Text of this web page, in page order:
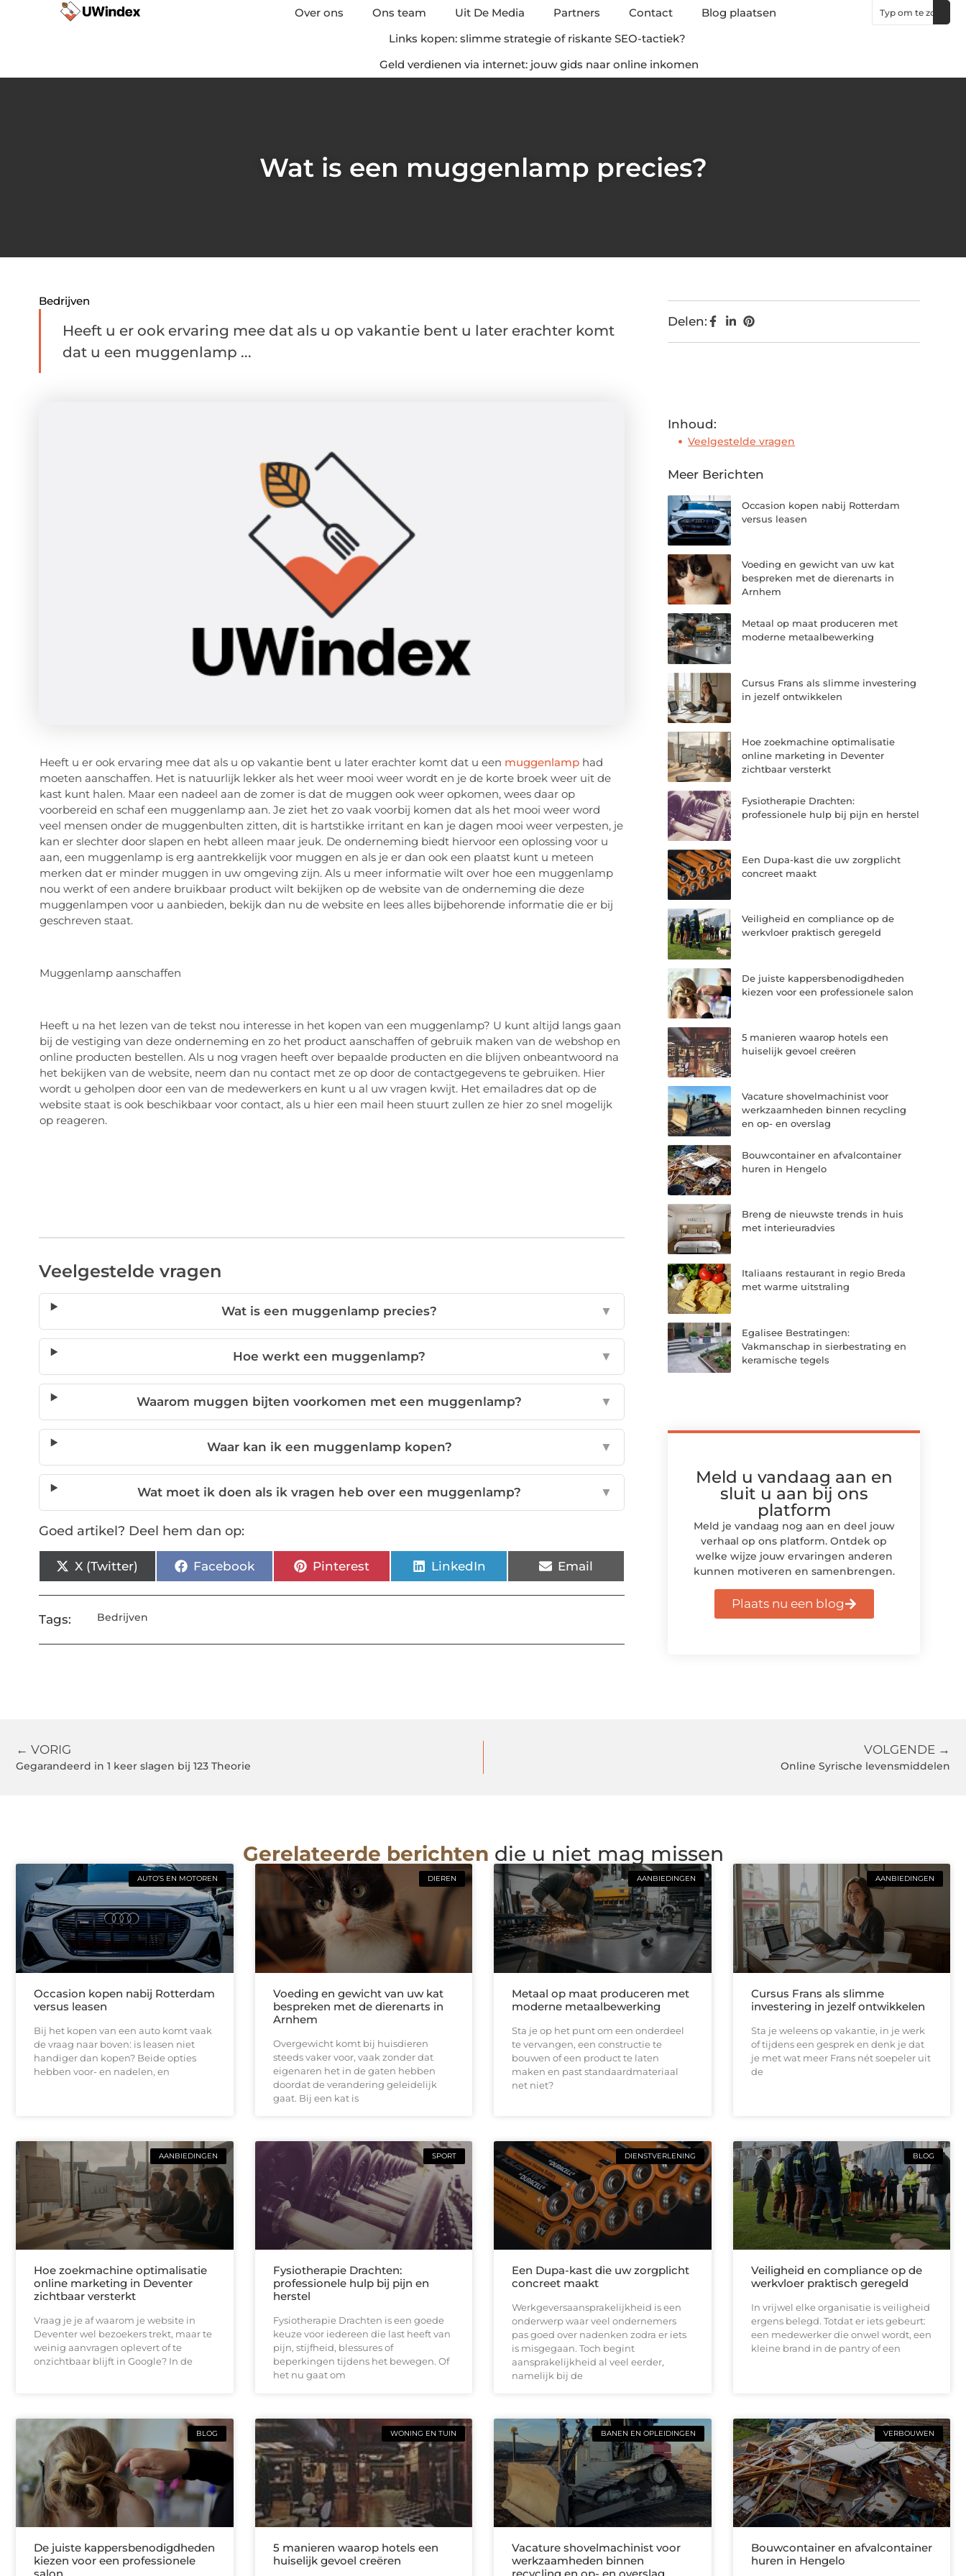
Over ons Ons team Uit De Media Partners Contact
Blog plaatsen
Links kopen: slimme strategie of riskante SEO-tactiek?
Geld verdienen via internet: jouw gids naar online inkomen
Wat is een muggenlamp precies?
Bedrijven
Heeft u er ook ervaring mee dat als u op vakantie bent u later erachter komt
dat u een muggenlamp ...
Heeft u er ook ervaring mee dat als u op vakantie bent u later erachter komt dat u een muggenlamphad
moeten aanschaffen. Het is natuurlijk lekker als het weer mooi weer wordt en je de korte broek weer uit de
kast kunt halen. Maar een nadeel aan de zomer is dat de muggen ook weer opkomen, wees daar op
voorbereid en schaf een muggenlamp aan. Je ziet het zo vaak voorbij komen dat als het mooi weer word
veel mensen onder de muggenbulten zitten, dit is hartstikke irritant en kan je dagen mooi weer verpesten, je
kan er slechter door slapen en hebt alleen maar jeuk. De onderneming biedt hiervoor een oplossing voor u
aan, een muggenlamp is erg aantrekkelijk voor muggen en als je er dan ook een plaatst kunt u meteen
merken dat er minder muggen in uw omgeving zijn. Als u meer informatie wilt over hoe een muggenlamp
nou werkt of een andere bruikbaar product wilt bekijken op de website van de onderneming die deze
muggenlampen voor u aanbieden, bekijk dan nu de website en lees alles bijbehorende informatie die er bij
geschreven staat.
Muggenlamp aanschaffen
Heeft u na het lezen van de tekst nou interesse in het kopen van een muggenlamp? U kunt altijd langs gaan
bij de vestiging van deze onderneming en zo het product aanschaffen of gebruik maken van de webshop en
online producten bestellen. Als u nog vragen heeft over bepaalde producten en die blijven onbeantwoord na
het bekijken van de website, neem dan nu contact met ze op door de contactgegevens te gebruiken. Hier
wordt u geholpen door een van de medewerkers en kunt u al uw vragen kwijt. Het emailadres dat op de
website staat is ook beschikbaar voor contact, als u hier een mail heen stuurt zullen ze hier zo snel mogelijk
op reageren.
Veelgestelde vragen
Wat is een muggenlamp precies? ▼
Hoe werkt een muggenlamp? ▼
Waarom muggen bijten voorkomen met een muggenlamp? ▼
Waar kan ik een muggenlamp kopen? ▼
Wat moet ik doen als ik vragen heb over een muggenlamp? ▼
Goed artikel? Deel hem dan op:
X (Twitter) Facebook Pinterest LinkedIn Email
Tags: Bedrijven
Delen:
Inhoud:
Veelgestelde vragen
Meer Berichten
Occasion kopen nabij Rotterdam
versus leasen
Voeding en gewicht van uw kat
bespreken met de dierenarts in
Arnhem
Metaal op maat produceren met
moderne metaalbewerking
Cursus Frans als slimme investering
in jezelf ontwikkelen
Hoe zoekmachine optimalisatie
online marketing in Deventer
zichtbaar versterkt
Fysiotherapie Drachten:
professionele hulp bij pijn en herstel
Een Dupa-kast die uw zorgplicht
concreet maakt
Veiligheid en compliance op de
werkvloer praktisch geregeld
De juiste kappersbenodigdheden
kiezen voor een professionele salon
5 manieren waarop hotels een
huiselijk gevoel creëren
Vacature shovelmachinist voor
werkzaamheden binnen recycling
en op- en overslag
Bouwcontainer en afvalcontainer
huren in Hengelo
Breng de nieuwste trends in huis
met interieuradvies
Italiaans restaurant in regio Breda
met warme uitstraling
Egalisee Bestratingen:
Vakmanschap in sierbestrating en
keramische tegels
Meld u vandaag aan en
sluit u aan bij ons
platform
Meld je vandaag nog aan en deel jouw
verhaal op ons platform. Ontdek op
welke wijze jouw ervaringen anderen
kunnen motiveren en samenbrengen.
Plaats nu een blog
← VORIG
Gegarandeerd in 1 keer slagen bij 123 Theorie
VOLGENDE →
Online Syrische levensmiddelen
Gerelateerde berichten die u niet mag missen
AUTO’S EN MOTOREN
Occasion kopen nabij Rotterdam
versus leasen
Bij het kopen van een auto komt vaak
de vraag naar boven: is leasen niet
handiger dan kopen? Beide opties
hebben voor- en nadelen, en
DIEREN
Voeding en gewicht van uw kat
bespreken met de dierenarts in
Arnhem
Overgewicht komt bij huisdieren
steeds vaker voor, vaak zonder dat
eigenaren het in de gaten hebben
doordat de verandering geleidelijk
gaat. Bij een kat is
AANBIEDINGEN
Metaal op maat produceren met
moderne metaalbewerking
Sta je op het punt om een onderdeel
te vervangen, een constructie te
bouwen of een product te laten
maken en past standaardmateriaal
net niet?
AANBIEDINGEN
Cursus Frans als slimme
investering in jezelf ontwikkelen
Sta je weleens op vakantie, in je werk
of tijdens een gesprek en denk je dat
je met wat meer Frans nét soepeler uit
de
AANBIEDINGEN
Hoe zoekmachine optimalisatie
online marketing in Deventer
zichtbaar versterkt
Vraag je je af waarom je website in
Deventer wel bezoekers trekt, maar te
weinig aanvragen oplevert of te
onzichtbaar blijft in Google? In de
SPORT
Fysiotherapie Drachten:
professionele hulp bij pijn en
herstel
Fysiotherapie Drachten is een goede
keuze voor iedereen die last heeft van
pijn, stijfheid, blessures of
beperkingen tijdens het bewegen. Of
het nu gaat om
DIENSTVERLENING
Een Dupa-kast die uw zorgplicht
concreet maakt
Werkgeversaansprakelijkheid is een
onderwerp waar veel ondernemers
pas goed over nadenken zodra er iets
is misgegaan. Toch begint
aansprakelijkheid al veel eerder,
namelijk bij de
BLOG
Veiligheid en compliance op de
werkvloer praktisch geregeld
In vrijwel elke organisatie is veiligheid
ergens belegd. Totdat er iets gebeurt:
een medewerker die onwel wordt, een
kleine brand in de pantry of een
BLOG
De juiste kappersbenodigdheden
kiezen voor een professionele
WONING EN TUIN
5 manieren waarop hotels een
huiselijk gevoel creëren
BANEN EN OPLEIDINGEN
Vacature shovelmachinist voor
werkzaamheden binnen
VERBOUWEN
Bouwcontainer en afvalcontainer
huren in Hengelo